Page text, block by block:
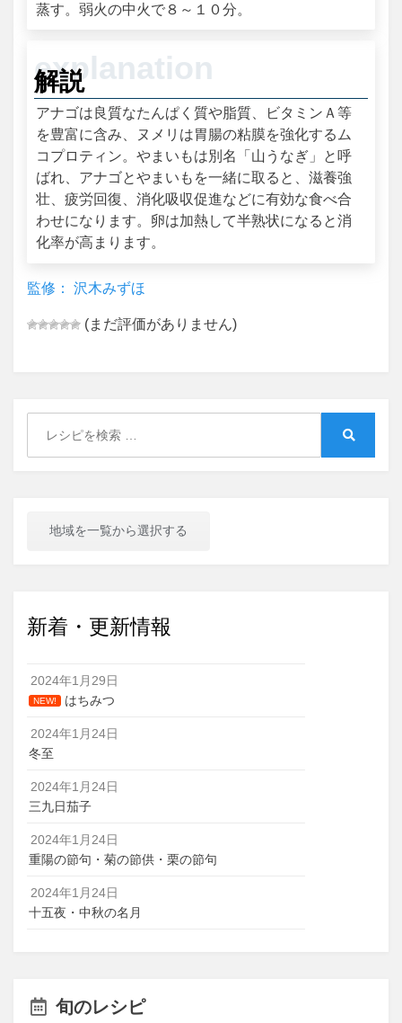
蒸す。弱火の中火で８～１０分。
解説
アナゴは良質なたんぱく質や脂質、ビタミンＡ等
を豊富に含み、ヌメリは胃腸の粘膜を強化するム
コプロティン。やまいもは別名「山うなぎ」と呼
ばれ、アナゴとやまいもを一緒に取ると、滋養強
壮、疲労回復、消化吸収促進などに有効な食べ合
わせになります。卵は加熱して半熟状になると消
化率が高まります。
監修： 沢木みずほ
(まだ評価がありません)
地域を一覧から選択する
新着・更新情報
2024年1月29日
NEW! はちみつ
2024年1月24日
冬至
2024年1月24日
三九日茄子
2024年1月24日
重陽の節句・菊の節供・栗の節句
2024年1月24日
十五夜・中秋の名月
旬のレシピ